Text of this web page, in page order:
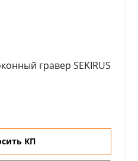
гравер SEKIRUS
КП